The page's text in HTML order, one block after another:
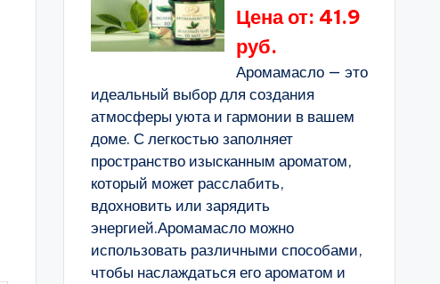
Цена от: 41.9
руб.
Аромамасло — это
идеальный выбор для создания
атмосферы уюта и гармонии в вашем
доме. С легкостью заполняет
пространство изысканным ароматом,
который может расслабить,
вдохновить или зарядить
энергией.Аромамасло можно
использовать различными способами,
чтобы наслаждаться его ароматом и